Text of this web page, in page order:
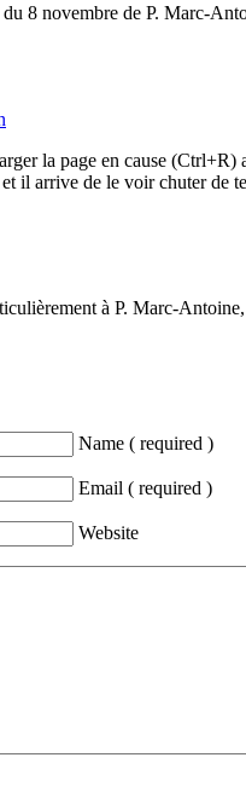
8 novembre de P. Marc-
la page en cause (Ctrl+R)
il arrive de le voir chuter de
à P. Marc-
Name ( required )
Email ( required )
Website